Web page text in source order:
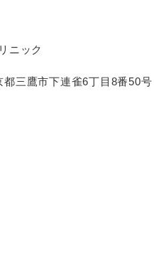
三鷹市下連雀6丁目8番50号